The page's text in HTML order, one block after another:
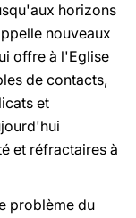
horizons
nouveaux
offre à l'Eglise
de contacts,
et
et réfractaires à
problème du